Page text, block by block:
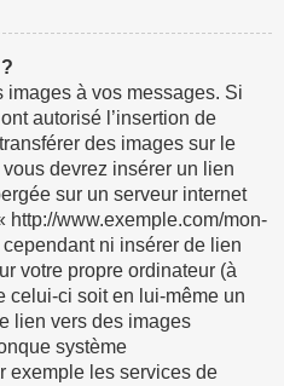
à vos messages. Si
autorisé l’insertion de
des images sur le
devrez insérer un lien
sur un serveur internet
http://www.exemple.com/mon-
ni insérer de lien
votre propre ordinateur (à
celui-ci soit en lui-même un
lien vers des images
système
exemple les services de